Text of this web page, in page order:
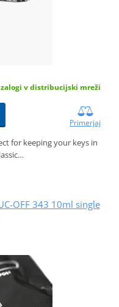
zalogi v distribucijski mreži
Primerjaj
for keeping your keys in
OFF 343 10ml single